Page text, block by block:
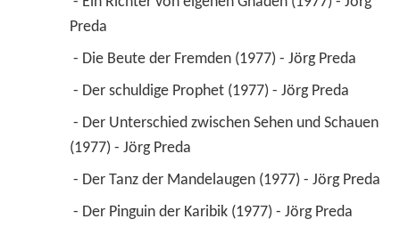
Preda
- Die Beute der Fremden (1977) - Jörg Preda
- Der schuldige Prophet (1977) - Jörg Preda
(1977) - Jörg Preda
- Der Tanz der Mandelaugen (1977) - Jörg Preda
- Der Pinguin der Karibik (1977) - Jörg Preda